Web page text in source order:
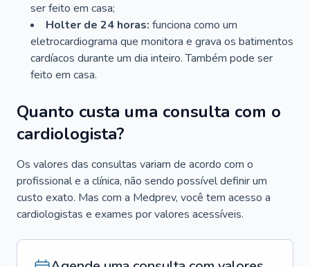
ser feito em casa;
Holter de 24 horas: funciona como um
eletrocardiograma que monitora e grava os batimentos
cardíacos durante um dia inteiro. Também pode ser
feito em casa.
Quanto custa uma consulta com o
cardiologista?
Os valores das consultas variam de acordo com o
profissional e a clínica, não sendo possível definir um
custo exato. Mas com a Medprev, você tem acesso a
cardiologistas e exames por valores acessíveis.